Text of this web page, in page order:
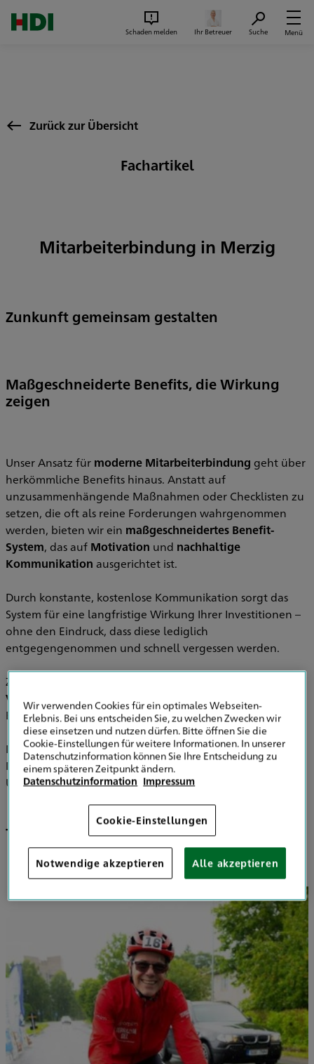
Schaden melden Ihr Betreuer Suche Menü
Zurück zur Übersicht
Fachartikel
Mitarbeiterbindung in Merzig
Zunkunft gemeinsam gestalten
Maßgeschneiderte Benefits, die Wirkung
zeigen
Unser Ansatz für moderne Mitarbeiterbindung geht über
herkömmliche Benefits hinaus. Anstatt auf
unzusammenhängende Maßnahmen oder Checklisten zu
setzen, die oft als reine Forderungen wahrgenommen
werden, bieten wir ein maßgeschneidertes Benefit-
System, das auf Motivation und nachhaltige
Kommunikation ausgerichtet ist.
Durch konstante, kostenlose Kommunikation sorgt das
System für eine langfristige Wirkung Ihrer Investitionen –
ohne den Eindruck, dass diese lediglich
entgegengenommen und schnell vergessen werden.
Zusätzlich stellen wir
Veranstaltungen kostenfrei zur Verfügung
Effektivität IhresBenefit-Systemsweiter zu steigern.
Mit diesem einzigartigen und strukturierten Ansatz wird
Mitarbeiterbindung zu einem strategischen Vorteil für Ihr
Unternehmen.
Talente finden und binden
Wir verwenden Cookies für ein optimales Webseiten-
Erlebnis. Bei uns entscheiden Sie, zu welchen Zwecken wir
diese einsetzen und nutzen dürfen. Bitte öffnen Sie die
Cookie-Einstellungen für weitere Informationen. In unserer
Datenschutzinformation können Sie Ihre Entscheidung zu
einem späteren Zeitpunkt ändern.
Datenschutzinformation Impressum
Cookie-Einstellungen
Notwendige akzeptieren Alle akzeptieren